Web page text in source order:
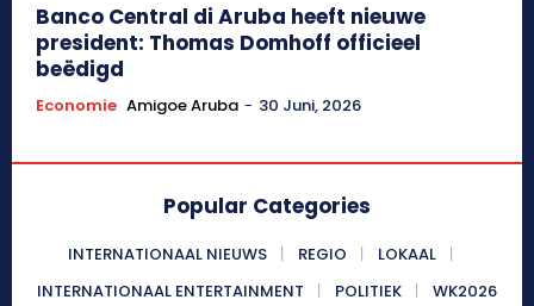
Banco Central di Aruba heeft nieuwe
president: Thomas Domhoff officieel
beëdigd
Economie Amigoe Aruba - 30 Juni, 2026
Popular Categories
INTERNATIONAAL NIEUWS REGIO
LOKAAL
INTERNATIONAAL ENTERTAINMENT
POLITIEK
WK2026